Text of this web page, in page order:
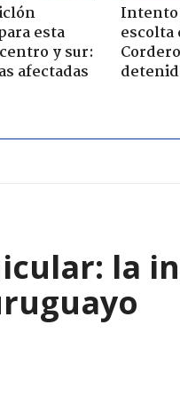
esta
y sur:
afectadas
Intento
la